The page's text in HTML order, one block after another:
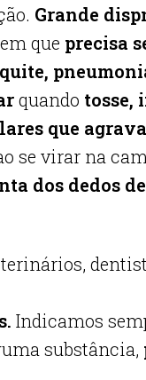
Grande
que precisa
quando tosse,
que
se virar na
dos dedos de
Indicamos
substância,